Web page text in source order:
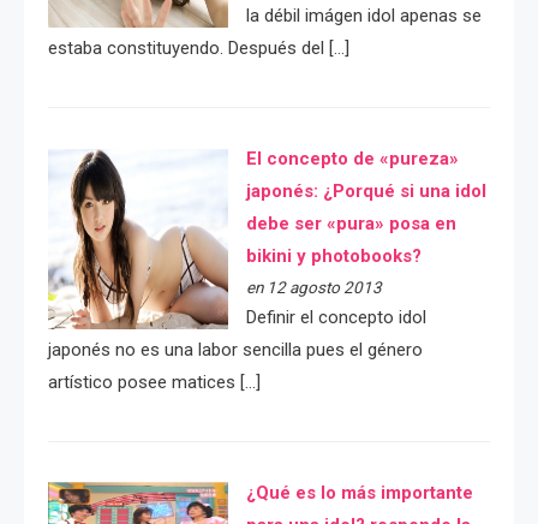
la débil imágen idol apenas se
estaba constituyendo. Después del […]
El concepto de «pureza»
japonés: ¿Porqué si una idol
debe ser «pura» posa en
bikini y photobooks?
en 12 agosto 2013
Definir el concepto idol
japonés no es una labor sencilla pues el género
artístico posee matices […]
¿Qué es lo más importante